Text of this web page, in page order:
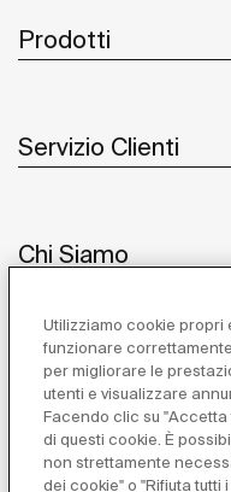
Prodotti
Servizio Clienti
Chi Siamo
Ispirazione
Utilizziamo cookie propri
funzionare
per migliorare le
utenti e visualizzare
Facendo clic su "Accetta
di questi cookie. È
non strettamente
dei cookie" o "Rifiuta tutti